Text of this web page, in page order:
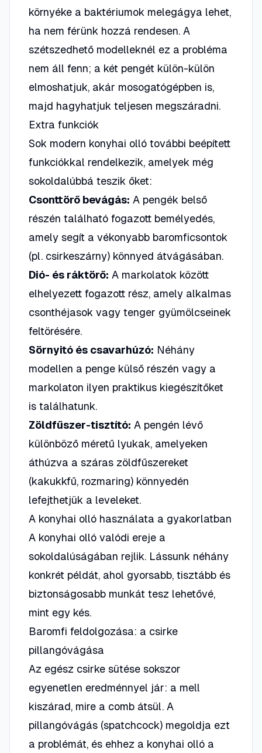
környéke a baktériumok melegágya lehet,
ha nem férünk hozzá rendesen. A
szétszedhető modelleknél ez a probléma
nem áll fenn; a két pengét külön-külön
elmoshatjuk, akár mosogatógépben is,
majd hagyhatjuk teljesen megszáradni.
Extra funkciók
Sok modern konyhai olló további beépített
funkciókkal rendelkezik, amelyek még
sokoldalúbbá teszik őket:
Csonttörő bevágás: A pengék belső
részén található fogazott bemélyedés,
amely segít a vékonyabb baromficsontok
(pl. csirkeszárny) könnyed átvágásában.
Dió- és ráktörő: A markolatok között
elhelyezett fogazott rész, amely alkalmas
csonthéjasok vagy tenger gyümölcseinek
feltörésére.
Sörnyitó és csavarhúzó: Néhány
modellen a penge külső részén vagy a
markolaton ilyen praktikus kiegészítőket
is találhatunk.
Zöldfűszer-tisztító: A pengén lévő
különböző méretű lyukak, amelyeken
áthúzva a száras zöldfűszereket
(kakukkfű, rozmaring) könnyedén
lefejthetjük a leveleket.
A konyhai olló használata a gyakorlatban
A konyhai olló valódi ereje a
sokoldalúságában rejlik. Lássunk néhány
konkrét példát, ahol gyorsabb, tisztább és
biztonságosabb munkát tesz lehetővé,
mint egy kés.
Baromfi feldolgozása: a csirke
pillangóvágása
Az egész csirke sütése sokszor
egyenetlen eredménnyel jár: a mell
kiszárad, mire a comb átsül. A
pillangóvágás (spatchcock) megoldja ezt
a problémát, és ehhez a konyhai olló a